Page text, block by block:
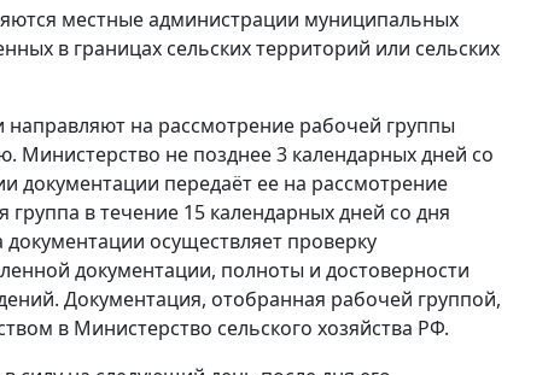
местные администрации муниципальных
в границах сельских территорий или сельских
на рассмотрение рабочей группы
Министерство не позднее 3 календарных дней со
документации передаёт ее на рассмотрение
в течение 15 календарных дней со дня
осуществляет проверку
документации, полноты и достоверности
Документация, отобранная рабочей группой,
в Министерство сельского хозяйства РФ.